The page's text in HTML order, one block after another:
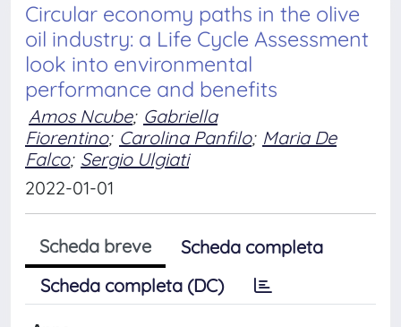
Circular economy paths in the olive
oil industry: a Life Cycle Assessment
look into environmental
performance and benefits
Amos Ncube; Gabriella
Fiorentino; Carolina Panfilo; Maria De
Falco; Sergio Ulgiati
2022-01-01
Scheda breve
Scheda completa
Scheda completa (DC)